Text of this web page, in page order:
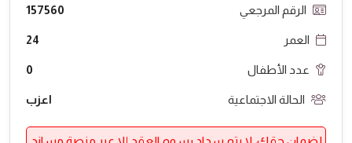
الرقم المرجعي 157560
العمر 24
عدد الأطفال 0
الحالة الاجتماعية اعزب